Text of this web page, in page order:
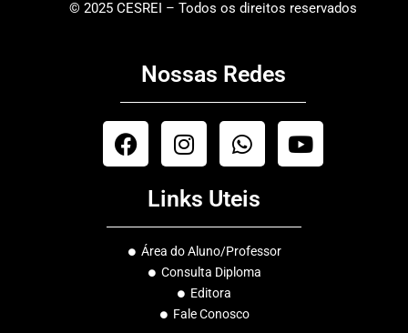
© 2025 CESREI – Todos os direitos reservados
Nossas Redes
F
a
b
o
I
n
t
a
g
r
a
m
W
h
t
s
a
p
Y
o
u
Links Uteis
Área do Aluno/Professor
Consulta Diploma
Editora
Fale Conosco